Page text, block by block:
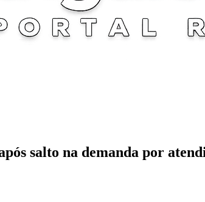
salto na demanda por